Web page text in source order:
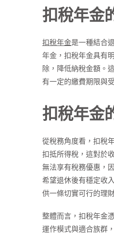
扣稅年金
扣稅年金是一種結合
年金，扣稅年金具有
除，降低納稅金額。
有一定的繳費期限與
扣稅年金
從稅務角度看，扣稅
扣抵所得稅，這對於
無法享有稅務優惠，
希望退休後有穩定收
供一條切實可行的理
整體而言，扣稅年金
運作模式與適合族群